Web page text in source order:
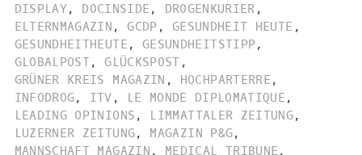
DISPLAY, DOCINSIDE , DROGENKURIER ,
ELTERNMAGAZIN , GCDP , GESUNDHEIT HEUTE ,
GESUNDHEITHEUTE , GESUNDHEITSTIPP,
GLOBALPOST, GLÜCKSPOST ,
GRÜNER KREIS MAGAZIN , HOCHPARTERRE ,
INFODROG, ITV , LE MONDE DIPLOMATIQUE ,
LEADING OPINIONS , LIMMATTALER ZEITUNG,
LUZERNER ZEITUNG, MAGAZIN P&G,
MANNSCHAFT MAGAZIN , MEDICAL TRIBUNE ,